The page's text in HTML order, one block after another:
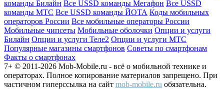
команды Билайн Все USSD команды Мегафон Все USSD
команды МТС Все USSD команды ЙОТА Коды мобильных
операторов России Все мобильные операторы России
Мобильные чипсеты Мобильные оболочки Опции и услуги
Билайн Опции и услуги Теле2 Опции и услуги МТС
Популярные магазины смартфонов Советы по смартфонам
Факты о смартфонах
7+ © 2011-2026 Mob-Mobile.ru - всё о мобильной технике и
операторах. Полное копирование материалов запрещено. При
частичном гиперссылка на сайт mob-mobile.ru обязательна.